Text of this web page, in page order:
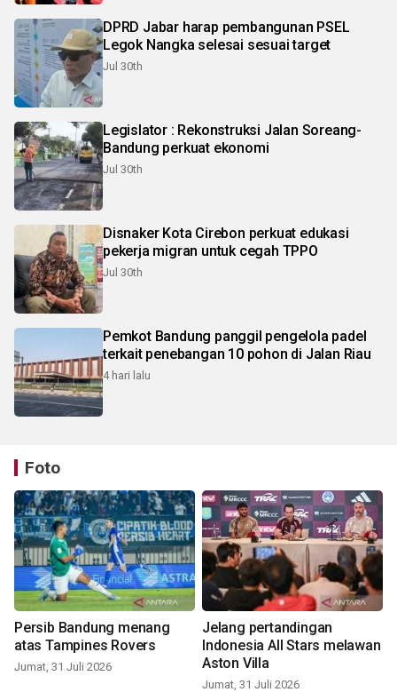
DPRD Jabar harap pembangunan PSEL
Legok Nangka selesai sesuai target
Jul 30th
Legislator : Rekonstruksi Jalan Soreang-
Bandung perkuat ekonomi
Jul 30th
Disnaker Kota Cirebon perkuat edukasi
pekerja migran untuk cegah TPPO
Jul 30th
Pemkot Bandung panggil pengelola padel
terkait penebangan 10 pohon di Jalan Riau
4 hari lalu
Foto
Persib Bandung menang
atas Tampines Rovers
Jumat, 31 Juli 2026
Jelang pertandingan
Indonesia All Stars melawan
Aston Villa
Jumat, 31 Juli 2026